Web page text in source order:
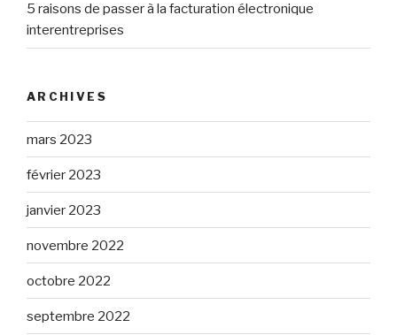
5 raisons de passer à la facturation électronique
interentreprises
ARCHIVES
mars 2023
février 2023
janvier 2023
novembre 2022
octobre 2022
septembre 2022